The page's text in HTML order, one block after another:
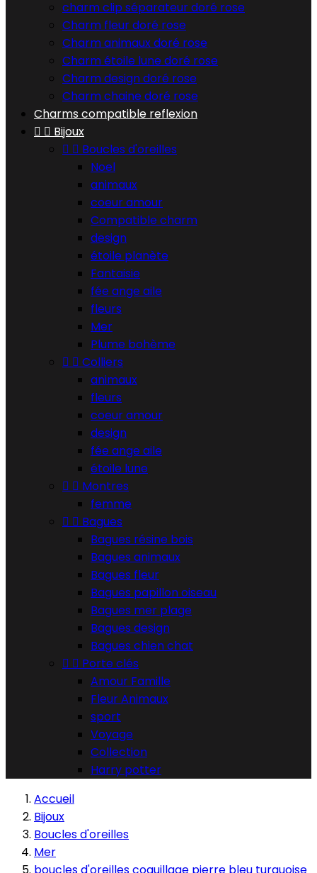
charm clip séparateur doré rose
Charm fleur doré rose
Charm animaux doré rose
Charm étoile lune doré rose
Charm design doré rose
Charm chaine doré rose
Charms compatible reflexion
  Bijoux
  Boucles d'oreilles
Noel
animaux
coeur amour
Compatible charm
design
étoile planète
Fantaisie
fée ange aile
fleurs
Mer
Plume bohème
  Colliers
animaux
fleurs
coeur amour
design
fée ange aile
étoile lune
  Montres
femme
  Bagues
Bagues résine bois
Bagues animaux
Bagues fleur
Bagues papillon oiseau
Bagues mer plage
Bagues design
Bagues chien chat
  Porte clés
Amour Famille
Fleur Animaux
sport
Voyage
Collection
Harry potter
Accueil
Bijoux
Boucles d'oreilles
Mer